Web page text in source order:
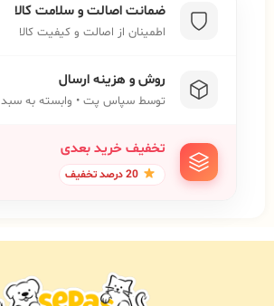
ضمانت اصالت و سلامت کالا
اطمینان از اصالت و کیفیت کالا
روش و هزینه ارسال
توسط سپاس پت • وابسته به سبد
تخفیف خرید بعدی
20 درصد تخفیف